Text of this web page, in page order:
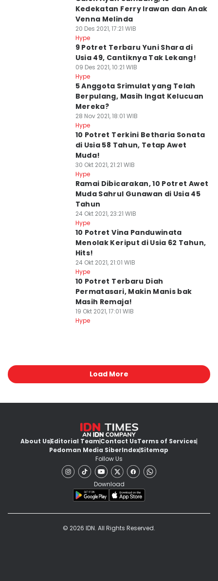
Kedekatan Ferry Irawan dan Anak
Venna Melinda
20 Des 2021, 17:21 WIB
Hype
9 Potret Terbaru Yuni Shara di
Usia 49, Cantiknya Tak Lekang!
09 Des 2021, 10:21 WIB
Hype
5 Anggota Srimulat yang Telah
Berpulang, Masih Ingat Kelucuan
Mereka?
28 Nov 2021, 18:01 WIB
Hype
10 Potret Terkini Betharia Sonata
di Usia 58 Tahun, Tetap Awet
Muda!
30 Okt 2021, 21:21 WIB
Hype
Ramai Dibicarakan, 10 Potret Awet
Muda Sahrul Gunawan di Usia 45
Tahun
24 Okt 2021, 23:21 WIB
Hype
10 Potret Vina Panduwinata
Menolak Keriput di Usia 62 Tahun,
Hits!
24 Okt 2021, 21:01 WIB
Hype
10 Potret Terbaru Diah
Permatasari, Makin Manis bak
Masih Remaja!
19 Okt 2021, 17:01 WIB
Hype
Load More
About UsEditorial TeamContact UsTerms of Services
Pedoman Media SiberIndexSitemap
Follow Us
Download
© 2026 IDN. All Rights Reserved.